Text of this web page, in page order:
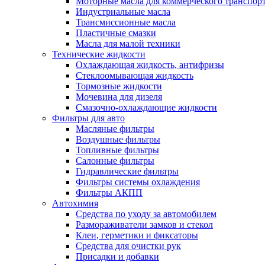
Индустриальные масла
Трансмиссионные масла
Пластичные смазки
Масла для малой техники
Технические жидкости
Охлаждающая жидкость, антифризы
Стеклоомывающая жидкость
Тормозные жидкости
Мочевина для дизеля
Смазочно-охлаждающие жидкости
Фильтры для авто
Масляные фильтры
Воздушные фильтры
Топливные фильтры
Салонные фильтры
Гидравлические фильтры
Фильтры системы охлаждения
Фильтры АКПП
Автохимия
Средства по уходу за автомобилем
Размораживатели замков и стекол
Клеи, герметики и фиксаторы
Средства для очистки рук
Присадки и добавки